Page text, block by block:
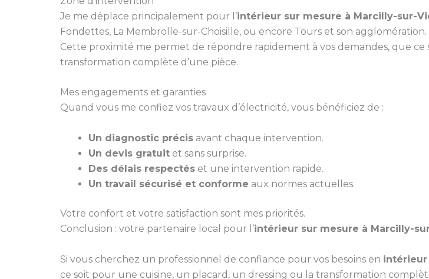
Je me déplace principalement pour l’intérieur sur mesure à Marcilly-sur-
Fondettes, La Membrolle-sur-Choisille, ou encore Tours et son agglomération.
Cette proximité me permet de répondre rapidement à vos demandes, que
transformation complète d’une pièce.
Mes engagements et garanties
Quand vous me confiez vos travaux d’électricité, vous bénéficiez de :
Un diagnostic précis avant chaque intervention.
Un devis gratuit et sans surprise.
Des délais respectés et une intervention rapide.
Un travail sécurisé et conforme aux normes actuelles.
Votre confort et votre satisfaction sont mes priorités.
Conclusion : votre partenaire local pour l’intérieur sur mesure à Marcilly-
Si vous cherchez un professionnel de confiance pour vos besoins en intérieur
ce soit pour une cuisine, un placard, un dressing ou la transformation